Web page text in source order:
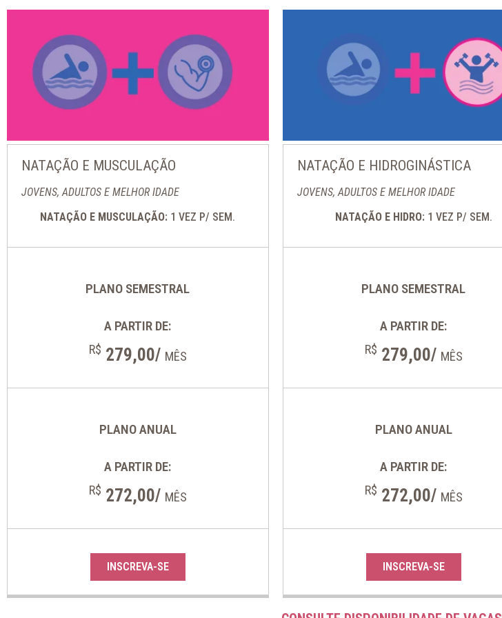
NATAÇÃO E MUSCULAÇÃO
JOVENS, ADULTOS E MELHOR IDADE
NATAÇÃO E MUSCULAÇÃO: 1 VEZ P/ SEM.
PLANO SEMESTRAL
A PARTIR DE:
R$ 279,00/ MÊS
PLANO ANUAL
A PARTIR DE:
R$ 272,00/ MÊS
INSCREVA-SE
NATAÇÃO E HIDROGINÁSTICA
JOVENS, ADULTOS E MELHOR IDADE
NATAÇÃO E HIDRO:1 VEZ P/ SEM.
PLANO SEMESTRAL
A PARTIR DE:
R$ 279,00/ MÊS
PLANO ANUAL
A PARTIR DE:
R$ 272,00/ MÊS
INSCREVA-SE